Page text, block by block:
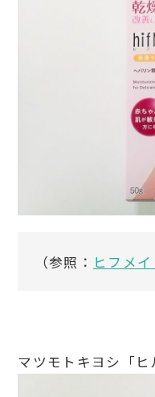
（参照： ヒフメ
マツモトキヨシ「